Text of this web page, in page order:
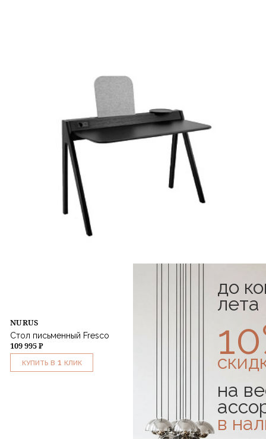
NURUS
Стол письменный Fresco
109 995 ₽
КУПИТЬ В 1 КЛИК
до
лета
на
в